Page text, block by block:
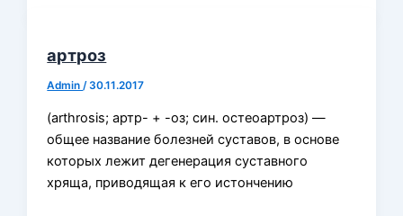
артроз
Admin/30.11.2017
(arthrosis; артр- + -оз; син. остеоартроз) —
общее название болезней суставов, в основе
которых лежит дегенерация суставного
хряща, приводящая к его истончению